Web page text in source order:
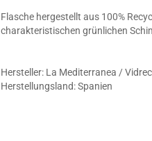
Flasche hergestellt aus 100%
charakteristischen grünlichen
Hersteller: La Mediterranea /
Herstellungsland: Spanien